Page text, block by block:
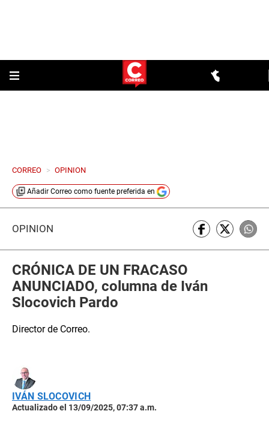
CORREO > OPINION
Añadir Correo como fuente preferida en
OPINIÓN
CRÓNICA DE UN FRACASO
ANUNCIADO, columna de Iván
Slocovich Pardo
Director de Correo.
IVÁN SLOCOVICH
Actualizado el 13/09/2025, 07:37 a.m.